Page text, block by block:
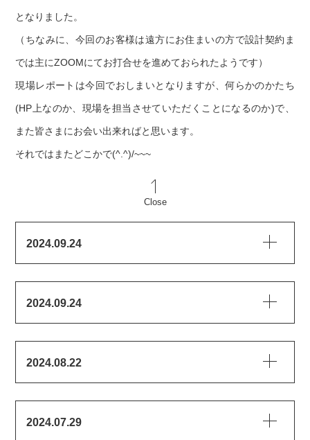
となりました。
（ちなみに、今回のお客様は遠方にお住まいの方で設計契約ま
では主にZOOMにてお打合せを進めておられたようです）
現場レポートは今回でおしまいとなりますが、何らかのかたち
(HP上なのか、現場を担当させていただくことになるのか)で、
また皆さまにお会い出来ればと思います。
それではまたどこかで(^.^)/~~~
Close
2024.09.24
2024.09.24
2024.08.22
2024.07.29